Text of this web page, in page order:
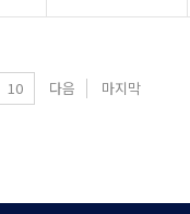
10 다음 마지막